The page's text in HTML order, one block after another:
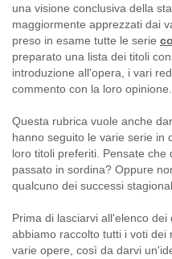
una visione conclusiva della
maggiormente apprezzati dai
preso in esame tutte le serie
preparato una lista dei titoli
introduzione all'opera, i vari
commento con la loro opinione.
Questa rubrica vuole anche
hanno seguito le varie serie in
loro titoli preferiti. Pensate
passato in sordina? Oppure
qualcuno dei successi
Prima di lasciarvi all'elenco dei
abbiamo raccolto tutti i voti dei
varie opere, così da darvi